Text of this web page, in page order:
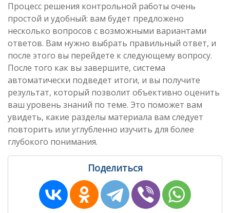
Процесс решения контрольной работы очень
простой и удобный: вам будет предложено
несколько вопросов с возможными вариантами
ответов. Вам нужно выбрать правильный ответ, и
после этого вы перейдете к следующему вопросу.
После того как вы завершите, система
автоматически подведет итоги, и вы получите
результат, который позволит объективно оценить
ваш уровень знаний по теме. Это поможет вам
увидеть, какие разделы материала вам следует
повторить или углубленно изучить для более
глубокого понимания.
Поделиться